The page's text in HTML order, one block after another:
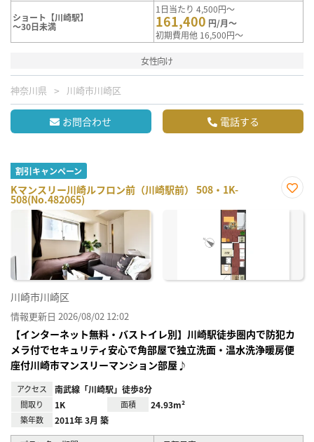
ショート【川崎駅】
～30日未満
1日当たり 4,500円～
161,400 円/月～
初期費用他 16,500円～
女性向け
神奈川県 川崎市川崎区
お問合わせ 電話する
割引キャンペーン
Kマンスリー川崎ルフロン前（川崎駅前） 508・1K-
508(No.482065)
に入
川崎市川崎区
情報更新日 2026/08/02 12:02
【インターネット無料・バストイレ別】川崎駅徒歩圏内で防犯カ
メラ付でセキュリティ安心で角部屋で独立洗面・温水洗浄暖房便
座付川崎市マンスリーマンション部屋♪
アクセス 南武線「川崎駅」徒歩8分
間取り 1K 面積 24.93m²
築年数 2011年 3月 築